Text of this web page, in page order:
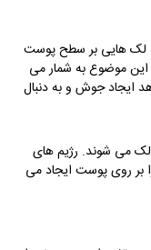
لک هایی بر سطح پوست
موضوع به شمار می
ایجاد جوش و به دنبال
لک می شوند. رژیم های
بر روی پوست ایجاد می